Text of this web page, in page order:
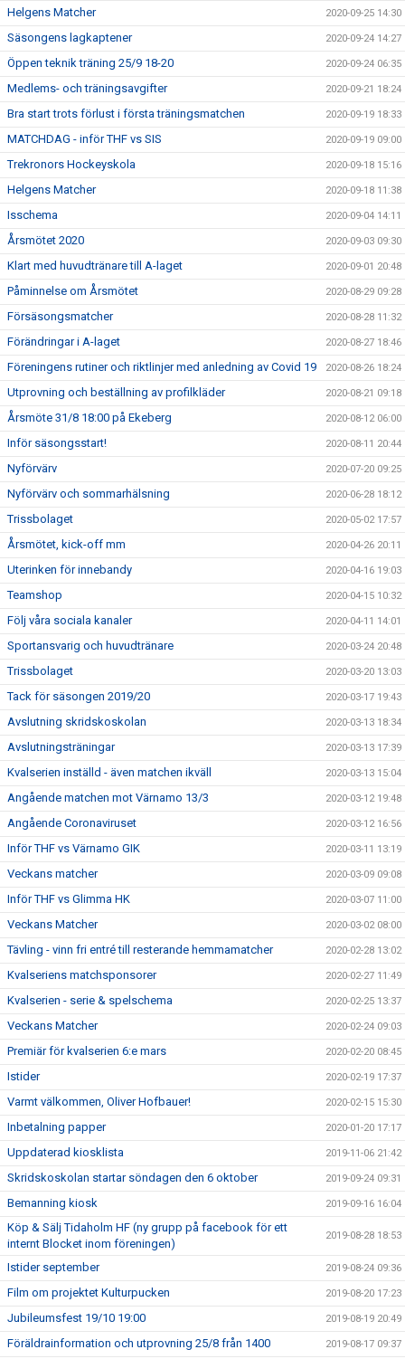
Helgens Matcher 2020-09-25 14:30
Säsongens lagkaptener 2020-09-24 14:27
Öppen teknik träning 25/9 18-20 2020-09-24 06:35
Medlems- och träningsavgifter 2020-09-21 18:24
Bra start trots förlust i första träningsmatchen 2020-09-19 18:33
MATCHDAG - inför THF vs SIS 2020-09-19 09:00
Trekronors Hockeyskola 2020-09-18 15:16
Helgens Matcher 2020-09-18 11:38
Isschema 2020-09-04 14:11
Årsmötet 2020 2020-09-03 09:30
Klart med huvudtränare till A-laget 2020-09-01 20:48
Påminnelse om Årsmötet 2020-08-29 09:28
Försäsongsmatcher 2020-08-28 11:32
Förändringar i A-laget 2020-08-27 18:46
Föreningens rutiner och riktlinjer med anledning av Covid 19 2020-08-26 18:24
Utprovning och beställning av profilkläder 2020-08-21 09:18
Årsmöte 31/8 18:00 på Ekeberg 2020-08-12 06:00
Inför säsongsstart! 2020-08-11 20:44
Nyförvärv 2020-07-20 09:25
Nyförvärv och sommarhälsning 2020-06-28 18:12
Trissbolaget 2020-05-02 17:57
Årsmötet, kick-off mm 2020-04-26 20:11
Uterinken för innebandy 2020-04-16 19:03
Teamshop 2020-04-15 10:32
Följ våra sociala kanaler 2020-04-11 14:01
Sportansvarig och huvudtränare 2020-03-24 20:48
Trissbolaget 2020-03-20 13:03
Tack för säsongen 2019/20 2020-03-17 19:43
Avslutning skridskoskolan 2020-03-13 18:34
Avslutningsträningar 2020-03-13 17:39
Kvalserien inställd - även matchen ikväll 2020-03-13 15:04
Angående matchen mot Värnamo 13/3 2020-03-12 19:48
Angående Coronaviruset 2020-03-12 16:56
Inför THF vs Värnamo GIK 2020-03-11 13:19
Veckans matcher 2020-03-09 09:08
Inför THF vs Glimma HK 2020-03-07 11:00
Veckans Matcher 2020-03-02 08:00
Tävling - vinn fri entré till resterande hemmamatcher 2020-02-28 13:02
Kvalseriens matchsponsorer 2020-02-27 11:49
Kvalserien - serie & spelschema 2020-02-25 13:37
Veckans Matcher 2020-02-24 09:03
Premiär för kvalserien 6:e mars 2020-02-20 08:45
Istider 2020-02-19 17:37
Varmt välkommen, Oliver Hofbauer! 2020-02-15 15:30
Inbetalning papper 2020-01-20 17:17
Uppdaterad kiosklista 2019-11-06 21:42
Skridskoskolan startar söndagen den 6 oktober 2019-09-24 09:31
Bemanning kiosk 2019-09-16 16:04
Köp & Sälj Tidaholm HF (ny grupp på facebook för ett
internt Blocket inom föreningen)
2019-08-28 18:53
Istider september 2019-08-24 09:36
Film om projektet Kulturpucken 2019-08-20 17:23
Jubileumsfest 19/10 19:00 2019-08-19 20:49
Föräldrainformation och utprovning 25/8 från 1400 2019-08-17 09:37